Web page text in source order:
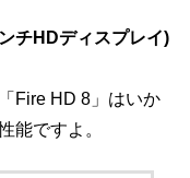
チHDディスプレイ)
Fire HD 8」はいか
能ですよ。